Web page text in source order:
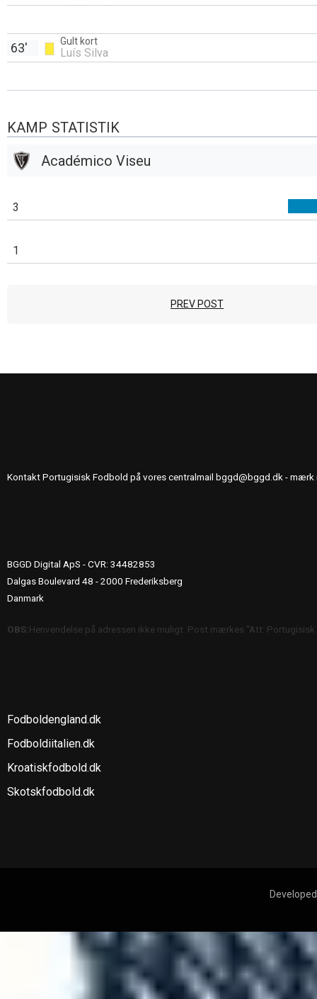
Gult kort
Luís Silva
63'
KAMP STATISTIK
Académico Viseu
3
1
PREV POST
Kontakt Portugisisk Fodbold på vores centralmail bggd@bggd.dk - mærk
BGGD Digital ApS - CVR: 34482853
Dalgas Boulevard 48 - 2000 Frederiksberg
Danmark
OBS:Henvendelse på adressen ikke muligt. Post mærkes "Att:
Fodboldengland.dk
Fodboldiitalien.dk
Kroatiskfodbold.dk
Skotskfodbold.dk